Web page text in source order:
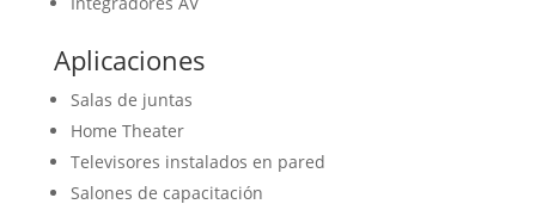
Aplicaciones
Salas de juntas
Home Theater
Televisores instalados en pared
Salones de capacitación